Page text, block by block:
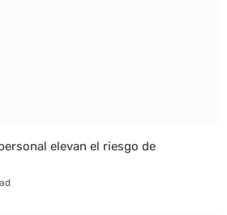
elevan el riesgo de